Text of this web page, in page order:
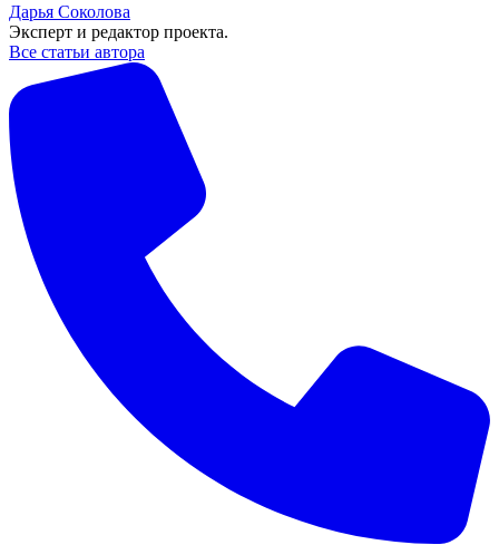
Дарья Соколова
Эксперт и редактор проекта.
Все статьи автора